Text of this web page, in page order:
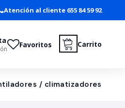
Atención al cliente 655 84 59 92
Favoritos Carrito
/ climatizadores